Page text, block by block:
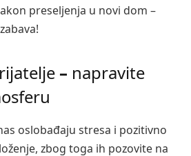
preseljenja u novi dom –
– napravite
oslobađaju stresa i pozitivno
zbog toga ih pozovite na